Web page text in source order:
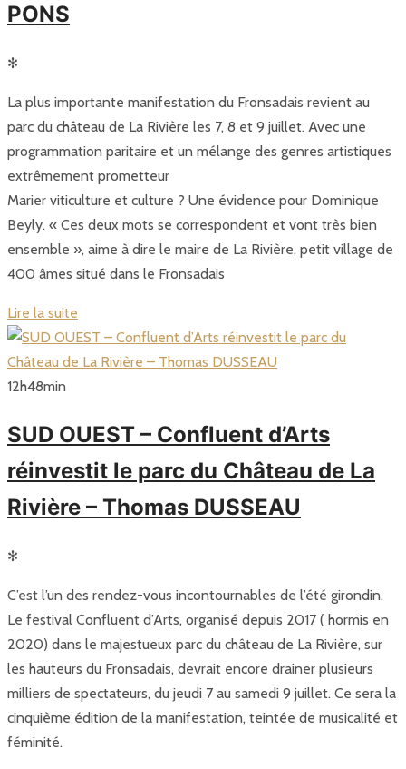
PONS
✻
La plus importante manifestation du Fronsadais revient au
parc du château de La Rivière les 7, 8 et 9 juillet. Avec une
programmation paritaire et un mélange des genres artistiques
extrêmement prometteur
Marier viticulture et culture ? Une évidence pour Dominique
Beyly. « Ces deux mots se correspondent et vont très bien
ensemble », aime à dire le maire de La Rivière, petit village de
400 âmes situé dans le Fronsadais
Lire la suite
12h48min
SUD OUEST – Confluent d’Arts
réinvestit le parc du Château de La
Rivière – Thomas DUSSEAU
✻
C’est l’un des rendez-vous incontournables de l’été girondin.
Le festival Confluent d’Arts, organisé depuis 2017 ( hormis en
2020) dans le majestueux parc du château de La Rivière, sur
les hauteurs du Fronsadais, devrait encore drainer plusieurs
milliers de spectateurs, du jeudi 7 au samedi 9 juillet. Ce sera la
cinquième édition de la manifestation, teintée de musicalité et
féminité.